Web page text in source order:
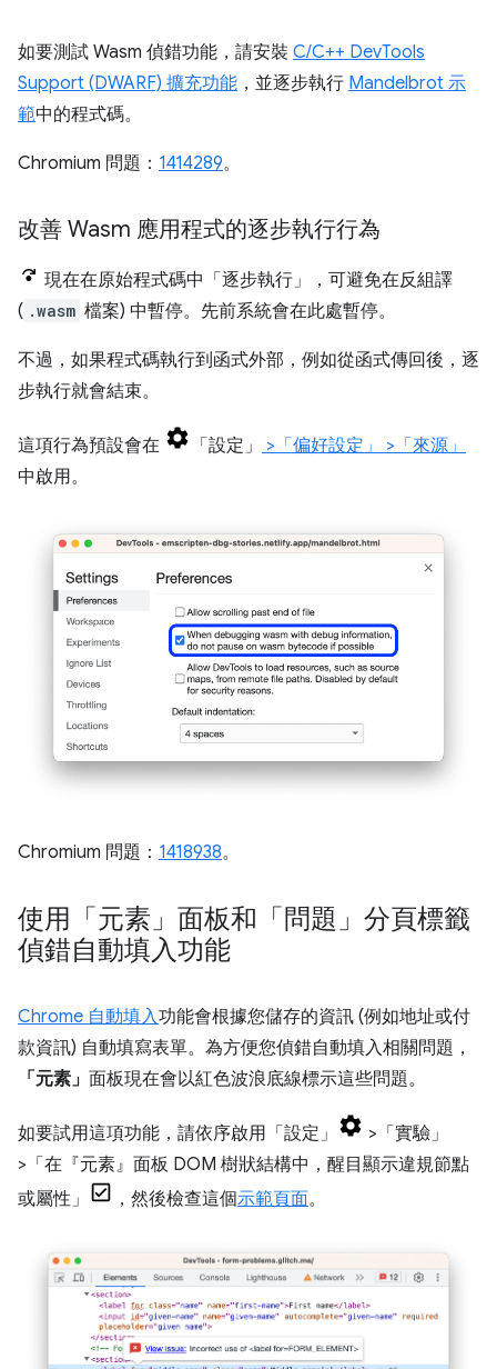
如要測試 Wasm 偵錯功能，請安裝 C/C++ DevTools
Support (DWARF) 擴充功能 ，並逐步執行 Mandelbrot 示
範中的程式碼。
Chromium 問題： 1414289。
改善 Wasm 應用程式的逐步執行行為
現在在原始程式碼中「逐步執行」
，可避免在反組譯
( .wasm 檔案) 中暫停。先前系統會在此處暫停。
不過，如果程式碼執行到函式外部，例如從函式傳回後，逐
步執行就會結束。
這項行為預設會在 「設定」 >「偏好設定」
>「來源」
中啟用。
Chromium 問題： 1418938。
使用「元素」面板和「問題」分頁標籤
偵錯自動填入功能
Chrome 自動填入功能會根據您儲存的資訊 (例如地址或付
款資訊) 自動填寫表單。為方便您偵錯自動填入相關問題，
「元素」 面板現在會以紅色波浪底線標示這些問題。
如要試用這項功能，請依序啟用「設定」
>「實驗」
>「在『元素』面板 DOM 樹狀結構中，醒目顯示違規節點
或屬性」
，然後檢查這個示範頁面。